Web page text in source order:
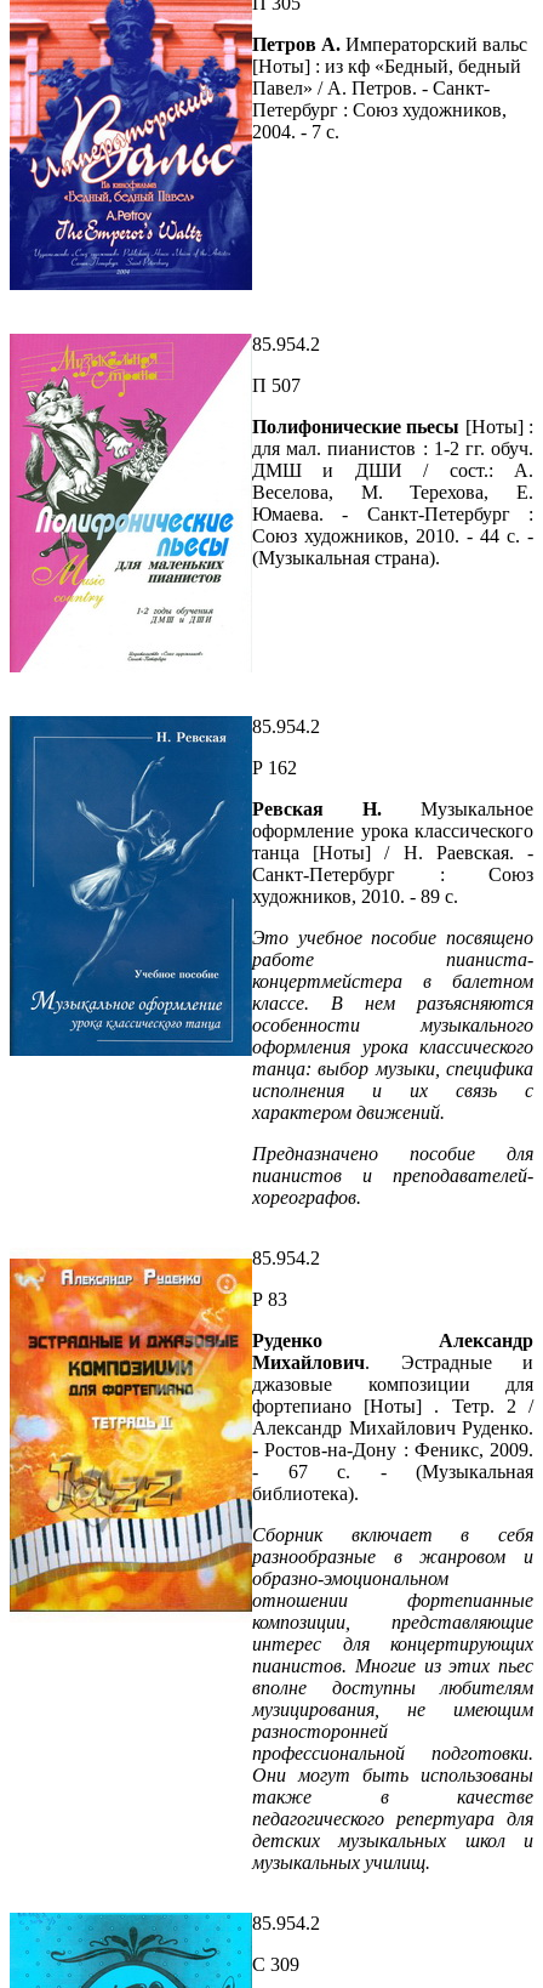
Петров А. Императорский вальс
[Ноты] : из кф «Бедный, бедный
Павел» / А. Петров. - Санкт-
Петербург : Союз художников,
2004. - 7 с.
85.954.2
П 507
Полифонические пьесы [Ноты] :
для мал. пианистов : 1-2 гг. обуч.
ДМШ и ДШИ / сост.: А.
Веселова, М. Терехова, Е.
Юмаева. - Санкт-Петербург :
Союз художников, 2010. - 44 с. -
(Музыкальная страна).
85.954.2
Р 162
Ревская Н. Музыкальное
оформление урока классического
танца [Ноты] / Н. Раевская. -
Санкт-Петербург : Союз
художников, 2010. - 89 с.
Это учебное пособие посвящено
работе пианиста-
концертмейстера в балетном
классе. В нем разъясняются
особенности музыкального
оформления урока классического
танца: выбор музыки, специфика
исполнения и их связь с
характером движений.
Предназначено пособие для
пианистов и преподавателей-
хореографов.
85.954.2
Р 83
Руденко Александр
Михайлович. Эстрадные и
джазовые композиции для
фортепиано [Ноты] . Тетр. 2 /
Александр Михайлович Руденко.
- Ростов-на-Дону : Феникс, 2009.
- 67 с. - (Музыкальная
библиотека).
Сборник включает в себя
разнообразные в жанровом и
образно-эмоциональном
отношении фортепианные
композиции, представляющие
интерес для концертирующих
пианистов. Многие из этих пьес
вполне доступны любителям
музицирования, не имеющим
разносторонней
профессиональной подготовки.
Они могут быть использованы
также в качестве
педагогического репертуара для
детских музыкальных школ и
музыкальных училищ.
85.954.2
С 309